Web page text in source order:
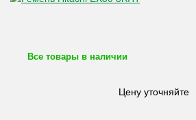
Все товары в наличии
Цену уточняйте